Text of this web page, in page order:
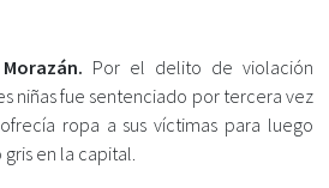
Por el delito de violación
niñas fue sentenciado por tercera vez
ropa a sus víctimas para luego
en la capital.